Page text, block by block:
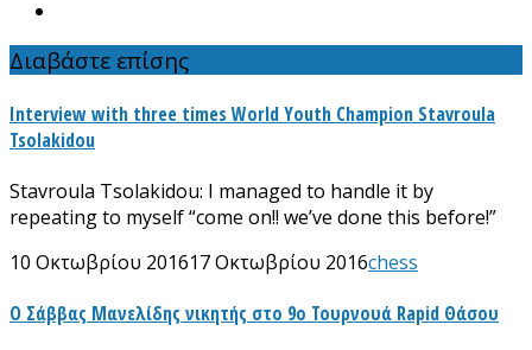
Διαβάστε επίσης
Interview with three times World Youth Champion Stavroula
Tsolakidou
Stavroula Tsolakidou: I managed to handle it by
repeating to myself “come on!! we’ve done this before!”
10 Οκτωβρίου 201617 Οκτωβρίου 2016chess
Ο Σάββας Μανελίδης νικητής στο 9ο Τουρνουά Rapid Θάσου